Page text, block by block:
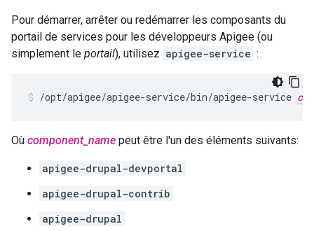
Pour démarrer, arrêter ou redémarrer les composants du
portail de services pour les développeurs Apigee (ou
simplement le portail), utilisez apigee-service :
/opt/apigee/apigee-service/bin/apigee-service
Où component_name peut être l'un des éléments suivants:
apigee-drupal-devportal
apigee-drupal-contrib
apigee-drupal